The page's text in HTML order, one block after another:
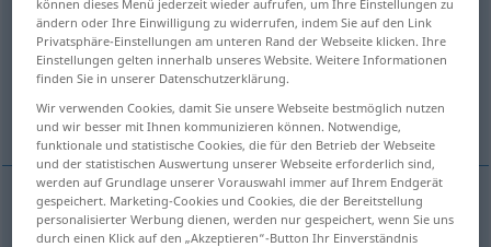
Übersicht aller Übersetzungen
(Für mehr Details die Übersetzung anklicken/antippen)
cent
cent hundert
können dieses Menü jederzeit wieder aufrufen, um Ihre Einstellungen zu
ändern oder Ihre Einwilligung zu widerrufen, indem Sie auf den Link
Privatsphäre-Einstellungen am unteren Rand der Webseite klicken. Ihre
Einstellungen gelten innerhalb unseres Website. Weitere Informationen
finden Sie in unserer Datenschutzerklärung.
Wir verwenden Cookies, damit Sie unsere Webseite bestmöglich nutzen
und wir besser mit Ihnen kommunizieren können. Notwendige,
funktionale und statistische Cookies, die für den Betrieb der Webseite
und der statistischen Auswertung unserer Webseite erforderlich sind,
werden auf Grundlage unserer Vorauswahl immer auf Ihrem Endgerät
gespeichert. Marketing-Cookies und Cookies, die der Bereitstellung
personalisierter Werbung dienen, werden nur gespeichert, wenn Sie uns
durch einen Klick auf den „Akzeptieren“-Button Ihr Einverständnis